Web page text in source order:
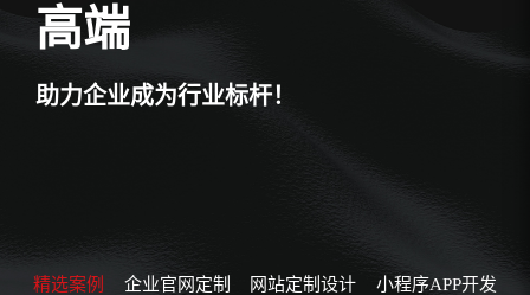
高端
助力企业成为行业标杆！
精选案例 企业官网定制 网站定制设计 小程序APP开发